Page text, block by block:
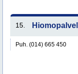
15.
Puh. (014) 665 450